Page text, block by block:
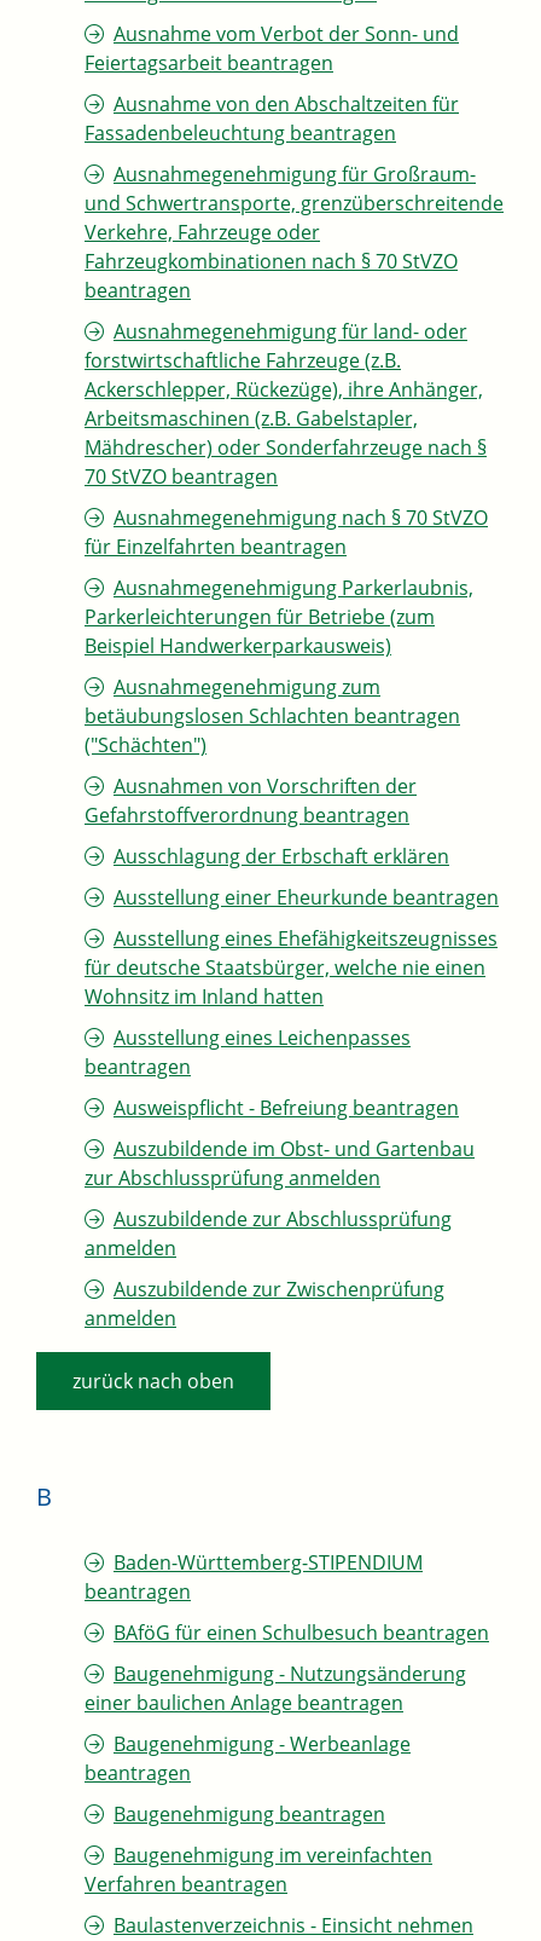
Ausnahme vom Verbot der Sonn- und
Feiertagsarbeit beantragen
Ausnahme von den Abschaltzeiten für
Fassadenbeleuchtung beantragen
Ausnahmegenehmigung für Großraum-
und Schwertransporte, grenzüberschreitende
Verkehre, Fahrzeuge oder
Fahrzeugkombinationen nach § 70 StVZO
beantragen
Ausnahmegenehmigung für land- oder
forstwirtschaftliche Fahrzeuge (z.B.
Ackerschlepper, Rückezüge), ihre Anhänger,
Arbeitsmaschinen (z.B. Gabelstapler,
Mähdrescher) oder Sonderfahrzeuge nach §
70 StVZO beantragen
Ausnahmegenehmigung nach § 70 StVZO
für Einzelfahrten beantragen
Ausnahmegenehmigung Parkerlaubnis,
Parkerleichterungen für Betriebe (zum
Beispiel Handwerkerparkausweis)
Ausnahmegenehmigung zum
betäubungslosen Schlachten beantragen
("Schächten")
Ausnahmen von Vorschriften der
Gefahrstoffverordnung beantragen
Ausschlagung der Erbschaft erklären
Ausstellung einer Eheurkunde beantragen
Ausstellung eines Ehefähigkeitszeugnisses
für deutsche Staatsbürger, welche nie einen
Wohnsitz im Inland hatten
Ausstellung eines Leichenpasses
beantragen
Ausweispflicht - Befreiung beantragen
Auszubildende im Obst- und Gartenbau
zur Abschlussprüfung anmelden
Auszubildende zur Abschlussprüfung
anmelden
Auszubildende zur Zwischenprüfung
anmelden
zurück nach oben
B
Baden-Württemberg-STIPENDIUM
beantragen
BAföG für einen Schulbesuch beantragen
Baugenehmigung - Nutzungsänderung
einer baulichen Anlage beantragen
Baugenehmigung - Werbeanlage
beantragen
Baugenehmigung beantragen
Baugenehmigung im vereinfachten
Verfahren beantragen
Baulastenverzeichnis - Einsicht nehmen